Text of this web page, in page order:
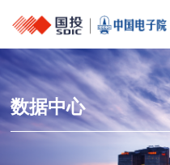
数据中心